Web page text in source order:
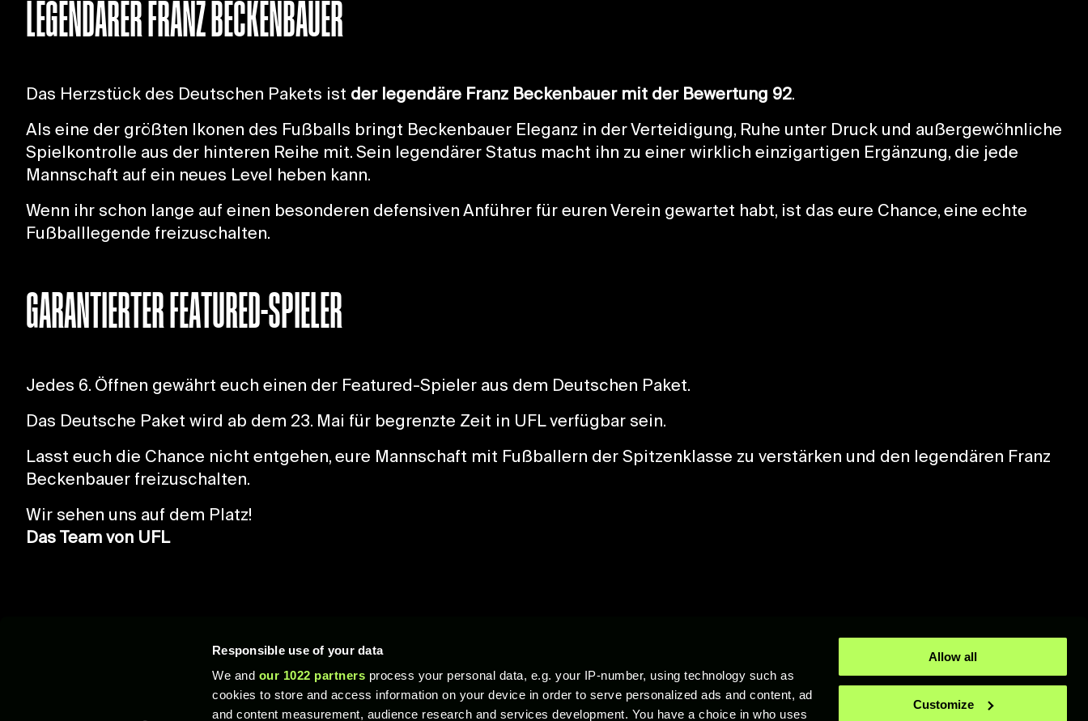
Responsible use of your data
We and our 1022 partners process your personal data, e.g. your IP-number, using technology such as
cookies to store and access information on your device in order to serve personalized ads and content, ad
and content measurement, audience research and services development. You have a choice in who uses
Allow all
Customize
LEGENDÄRER FRANZ BECKENBAUER
Das Herzstück des Deutschen Pakets ist der legendäre Franz Beckenbauer mit der Bewertung 92.
Als eine der größten Ikonen des Fußballs bringt Beckenbauer Eleganz in der Verteidigung, Ruhe unter Druck und außergewöhnliche
Spielkontrolle aus der hinteren Reihe mit. Sein legendärer Status macht ihn zu einer wirklich einzigartigen Ergänzung, die jede
Mannschaft auf ein neues Level heben kann.
Wenn ihr schon lange auf einen besonderen defensiven Anführer für euren Verein gewartet habt, ist das eure Chance, eine echte
Fußballlegende freizuschalten.
GARANTIERTER FEATURED-SPIELER
Jedes 6. Öffnen gewährt euch einen der Featured-Spieler aus dem Deutschen Paket.
Das Deutsche Paket wird ab dem 23. Mai für begrenzte Zeit in UFL verfügbar sein.
Lasst euch die Chance nicht entgehen, eure Mannschaft mit Fußballern der Spitzenklasse zu verstärken und den legendären Franz
Beckenbauer freizuschalten.
Wir sehen uns auf dem Platz!
Das Team von UFL
© 2026 XTEN Limited. Alle Rechte vorbehalten. STRIKERZ Inc., STRZ, UFL und alle damit in Zusammenhang stehenden Logos sind Warenzeichen oder eingetragene Warenzeichen von XTEN Limited. Unreal® ist in den Vereinigten Staaten von
Amerika und in anderen Ländern ein Warenzeichen oder eingetragenes Warenzeichen von Epic Games, Inc."PlayStation Family Mark", "PlayStation" und "PlayStation Store" sind eingetragene Warenzeichen oder Warenzeichen von Sony